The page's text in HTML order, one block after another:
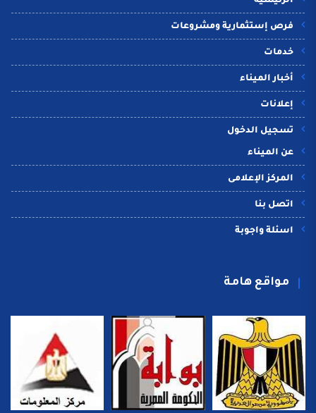
فرص إستثمارية ومشروعات
خدمات
أخبار الميناء
إعلانات
تسجيل الدخول
عن الميناء
المركز الإعلامى
اتصل بنا
اسئلة واجوبة
مواقع هامة